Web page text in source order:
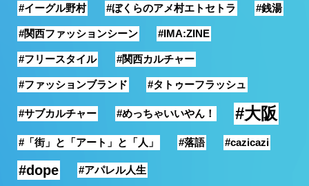
#イーグル野村 #ぼくらのアメ村エトセトラ #銭湯
#関西ファッションシーン #IMA:ZINE
#フリースタイル #関西カルチャー
#ファッションブランド #タトゥーフラッシュ
#サブカルチャー #めっちゃいいやん！ #大阪
#「街」と「アート」と「人」 #落語 #cazicazi
#dope #アパレル人生